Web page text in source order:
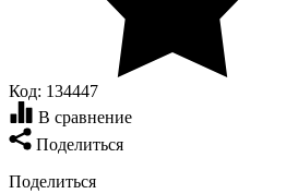
Код: 134447
В сравнение
Поделиться
Поделиться